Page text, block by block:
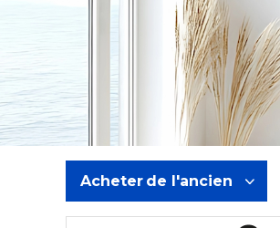
Acheter de l'ancien